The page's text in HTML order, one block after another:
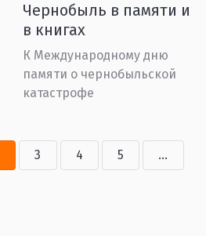
Чернобыль в памяти и
в книгах
К Международному дню
памяти о чернобыльской
катастрофе
3 4 5 ...